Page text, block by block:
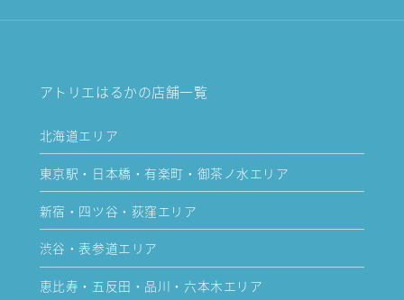
アトリエはるかの店舗一覧
北海道エリア
東京駅・日本橋・有楽町・御茶ノ水エリア
新宿・四ツ谷・荻窪エリア
渋谷・表参道エリア
恵比寿・五反田・品川・六本木エリア